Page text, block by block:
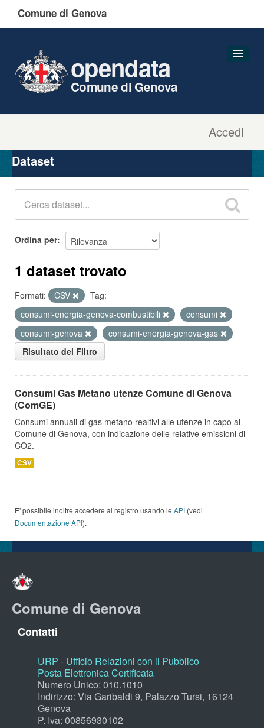
Comune di Genova
Accedi
opendata
Comune di Genova
Organizzazioni
Gruppi
Dataset
Ordina per
1 dataset trovato
Formati: CSV
Tag:
consumi-energia-genova-combustibili
consumi
consumi-genova
consumi-energia-genova-gas
Risultato del Filtro
Consumi Gas Metano utenze Comune di Genova
(ComGE)
Consumi annuali di gas metano realtivi alle utenze in capo al
Comune di Genova, con indicazione delle relative emissioni di
CO2.
CSV
E' possibile inoltre accedere al registro usando le API (vedi
Documentazione API).
Comune di Genova
Contatti
URP - Ufficio Relazioni con il Pubblico
Posta Elettronica Certificata
Numero Unico: 010.1010
Indirizzo: Via Garibaldi 9, Palazzo Tursi, 16124
Genova
P. Iva: 00856930102